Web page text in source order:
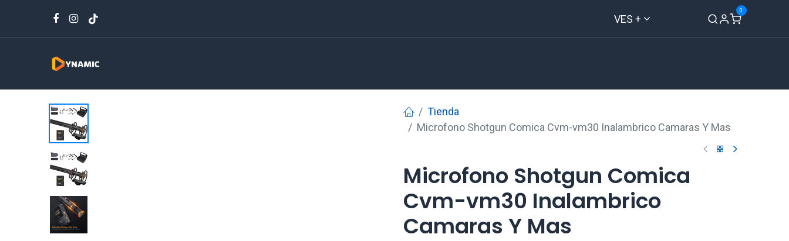
VES +
0
Tienda
Microfono Shotgun Comica Cvm-vm30 Inalambrico Camaras Y Mas
Microfono Shotgun Comica
Cvm-vm30 Inalambrico
Camaras Y Mas